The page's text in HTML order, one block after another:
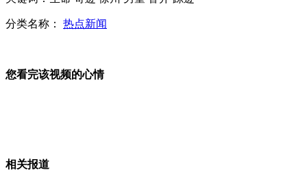
山西运城恶犬咬伤多人 警民合力深夜将其击毙
分类名称： 热点新闻
您看完该视频的心情
相关报道